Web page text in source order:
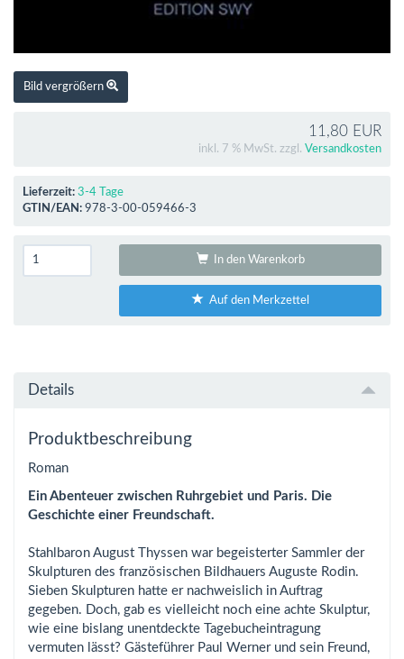
Bild vergrößern
11,80 EUR
inkl. 7 % MwSt. zzgl. Versandkosten
Lieferzeit: 3-4 Tage
GTIN/EAN: 978-3-00-059466-3
In den Warenkorb
Auf den Merkzettel
Details
Produktbeschreibung
Roman
Ein Abenteuer zwischen Ruhrgebiet und Paris. Die
Geschichte einer Freundschaft.
Stahlbaron August Thyssen war begeisterter Sammler der
Skulpturen des französischen Bildhauers Auguste Rodin.
Sieben Skulpturen hatte er nachweislich in Auftrag
gegeben. Doch, gab es vielleicht noch eine achte Skulptur,
wie eine bislang unentdeckte Tagebucheintragung
vermuten lässt? Gästeführer Paul Werner und sein Freund,